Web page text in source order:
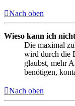
Nach oben
Wieso kann ich
Die maximal
wird durch die
glaubst, mehr
benötigen,
Nach oben